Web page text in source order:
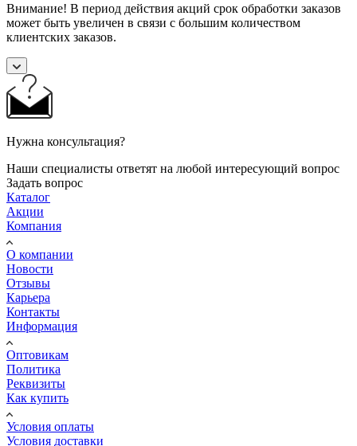
Внимание! В период действия акций срок обработки заказов
может быть увеличен в связи с большим количеством
клиентских заказов.
Нужна консультация?
Наши специалисты ответят на любой интересующий вопрос
Задать вопрос
Каталог
Акции
Компания
О компании
Новости
Отзывы
Карьера
Контакты
Информация
Оптовикам
Политика
Реквизиты
Как купить
Условия оплаты
Условия доставки